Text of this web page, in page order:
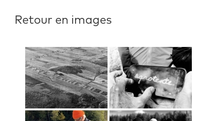
Retour en images